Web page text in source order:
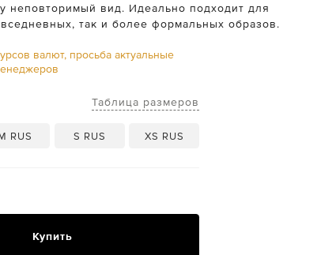
неповторимый вид. Идеально подходит для
так и более формальных образов.
валют, просьба актуальные
Таблица размеров
RUS S RUS XS RUS
Купить